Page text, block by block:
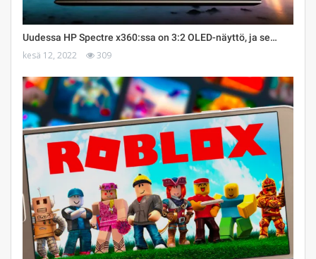
Uudessa HP Spectre x360:ssa on 3:2 OLED-näyttö, ja se…
kesä 12, 2022 309